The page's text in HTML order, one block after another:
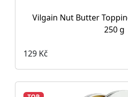
Vilgain Nut Butter
250 g
129 Kč